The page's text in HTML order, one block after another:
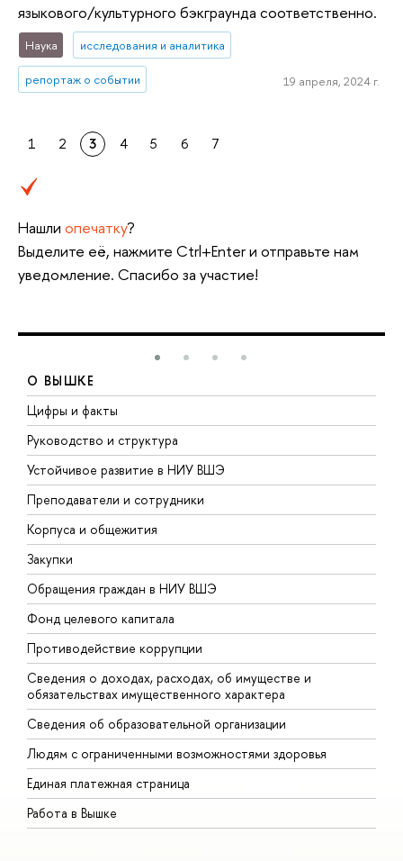
языкового/культурного бэкграунда соответственно.
Наука исследования и аналитика
репортаж о событии 19 апреля, 2024 г.
1 2 3 4 5 6 7
Нашли опечатку?
Выделите её, нажмите Ctrl+Enter и отправьте нам
уведомление. Спасибо за участие!
О ВЫШКЕ
Цифры и факты
Руководство и структура
Устойчивое развитие в НИУ ВШЭ
Преподаватели и сотрудники
Корпуса и общежития
Закупки
Обращения граждан в НИУ ВШЭ
Фонд целевого капитала
Противодействие коррупции
Сведения о доходах, расходах, об имуществе и
обязательствах имущественного характера
Сведения об образовательной организации
Людям с ограниченными возможностями здоровья
Единая платежная страница
Работа в Вышке